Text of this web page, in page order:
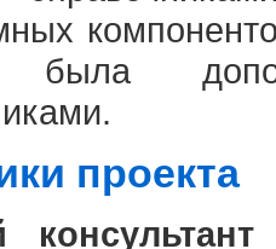
была
проекта